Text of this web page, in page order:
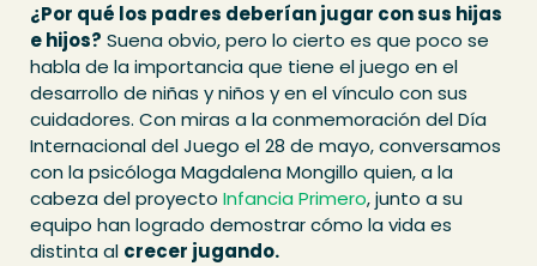
¿Por qué los padres deberían jugar con sus hijas
e hijos? Suena obvio, pero lo cierto es que poco se
habla de la importancia que tiene el juego en el
desarrollo de niñas y niños y en el vínculo con sus
cuidadores. Con miras a la conmemoración del Día
Internacional del Juego el 28 de mayo, conversamos
con la psicóloga Magdalena Mongillo quien, a la
cabeza del proyecto Infancia Primero, junto a su
equipo han logrado demostrar cómo la vida es
distinta al crecer jugando.